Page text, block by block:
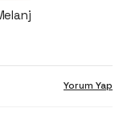
Yorum Yap